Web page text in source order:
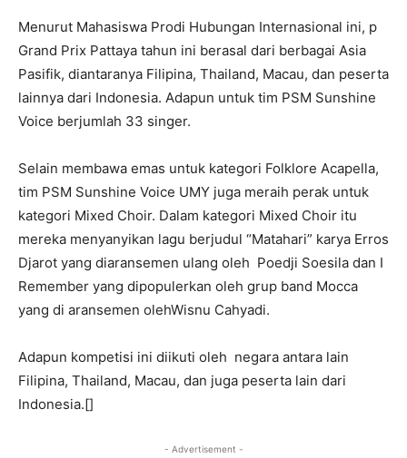
Menurut Mahasiswa Prodi Hubungan Internasional ini, p
Grand Prix Pattaya tahun ini berasal dari berbagai Asia
Pasifik, diantaranya Filipina, Thailand, Macau, dan peserta
lainnya dari Indonesia. Adapun untuk tim PSM Sunshine
Voice berjumlah 33 singer.
Selain membawa emas untuk kategori Folklore Acapella,
tim PSM Sunshine Voice UMY juga meraih perak untuk
kategori Mixed Choir. Dalam kategori Mixed Choir itu
mereka menyanyikan lagu berjudul “Matahari” karya Erros
Djarot yang diaransemen ulang oleh Poedji Soesila dan I
Remember yang dipopulerkan oleh grup band Mocca
yang di aransemen olehWisnu Cahyadi.
Adapun kompetisi ini diikuti oleh negara antara lain
Filipina, Thailand, Macau, dan juga peserta lain dari
Indonesia.[]
- Advertisement -